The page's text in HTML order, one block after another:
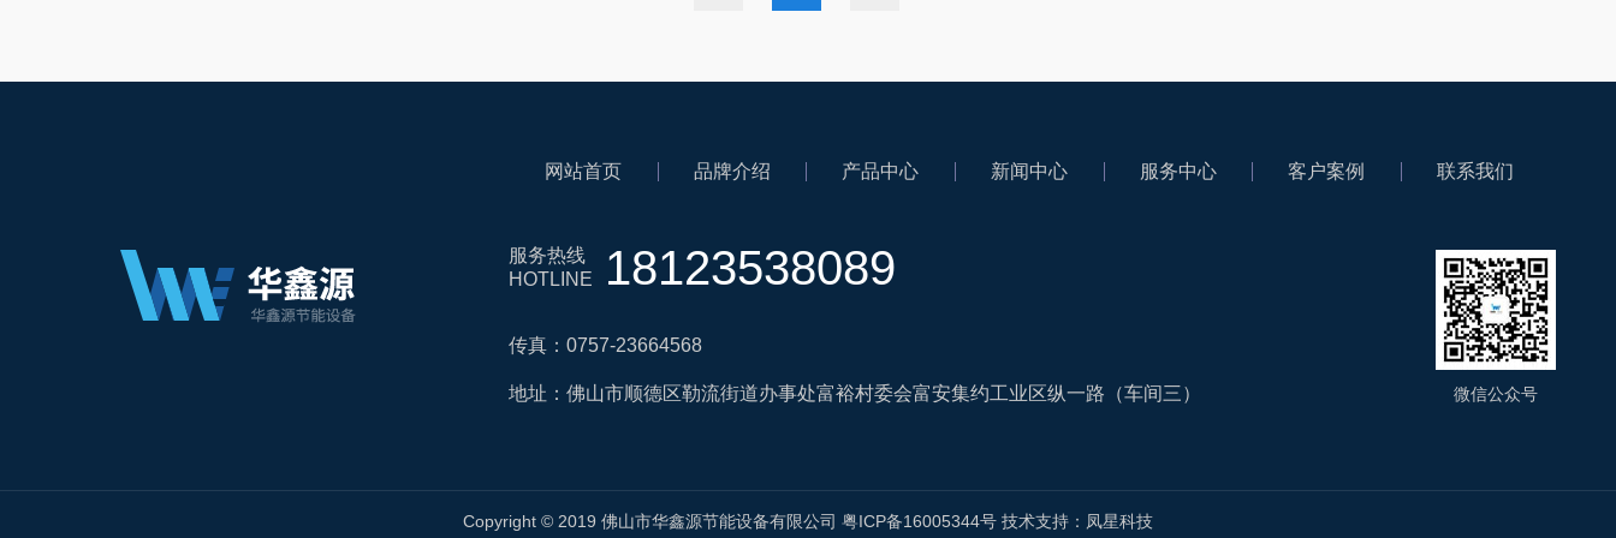
网站首页 品牌介绍 产品中心 新闻中心 服务中心 客户案例 联系我们
服务热线
HOTLINE
18123538089
传真：0757-23664568
地址：佛山市顺德区勒流街道办事处富裕村委会富安集约工业区纵一路（车间三） 微信公众号
Copyright © 2019 佛山市华鑫源节能设备有限公司 粤ICP备16005344号 技术支持： 凤星科技